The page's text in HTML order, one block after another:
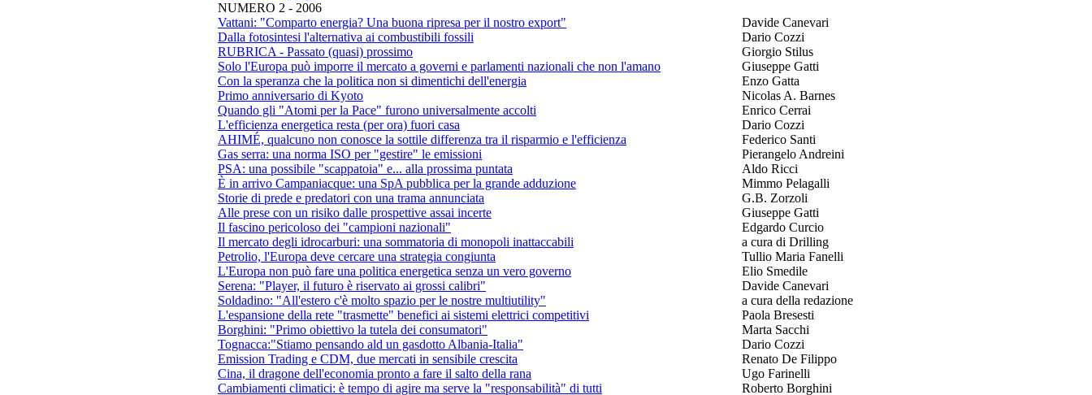
NUMERO 2 - 2006
Vattani: "Comparto energia? Una buona ripresa per il nostro export"
Davide Canevari
Dalla fotosintesi l'alternativa ai combustibili fossili
Dario Cozzi
RUBRICA - Passato (quasi) prossimo
Giorgio Stilus
Solo l'Europa può imporre il mercato a governi e parlamenti nazionali che non l'amano
Giuseppe Gatti
Con la speranza che la politica non si dimentichi dell'energia
Enzo Gatta
Primo anniversario di Kyoto
Nicolas A. Barnes
Quando gli "Atomi per la Pace" furono universalmente accolti
Enrico Cerrai
L'efficienza energetica resta (per ora) fuori casa
Dario Cozzi
AHIMÉ, qualcuno non conosce la sottile differenza tra il risparmio e l'efficienza
Federico Santi
Gas serra: una norma ISO per "gestire" le emissioni
Pierangelo Andreini
PSA: una possibile "scappatoia" e... alla prossima puntata
Aldo Ricci
È in arrivo Campaniacque: una SpA pubblica per la grande adduzione
Mimmo Pelagalli
Storie di prede e predatori con una trama annunciata
G.B. Zorzoli
Alle prese con un risiko dalle prospettive assai incerte
Giuseppe Gatti
Il fascino pericoloso dei "campioni nazionali"
Edgardo Curcio
Il mercato degli idrocarburi: una sommatoria di monopoli inattaccabili
a cura di Drilling
Petrolio, l'Europa deve cercare una strategia congiunta
Tullio Maria Fanelli
L'Europa non può fare una politica energetica senza un vero governo
Elio Smedile
Serena: "Player, il futuro è riservato ai grossi calibri"
Davide Canevari
Soldadino: "All'estero c'è molto spazio per le nostre multiutility"
a cura della redazione
L'espansione della rete "trasmette" benefici ai sistemi elettrici competitivi
Paola Bresesti
Borghini: "Primo obiettivo la tutela dei consumatori"
Marta Sacchi
Tognacca:"Stiamo pensando ald un gasdotto Albania-Italia"
Dario Cozzi
Emission Trading e CDM, due mercati in sensibile crescita
Renato De Filippo
Cina, il dragone dell'economia pronto a fare il salto della rana
Ugo Farinelli
Cambiamenti climatici: è tempo di agire ma serve la "responsabilità" di tutti
Roberto Borghini